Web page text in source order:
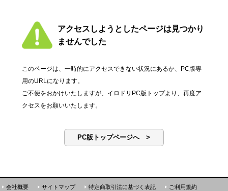
アクセスしようとしたページは見つかり
ませんでした
このページは、一時的にアクセスできない状況にあるか、PC版専
用のURLになります。
ご不便をおかけいたしますが、イロドリPC版トップより、再度ア
クセスをお願いいたします。
PC版トップページへ >
会社概要 サイトマップ 特定商取引法に基づく表記
ご利用規約